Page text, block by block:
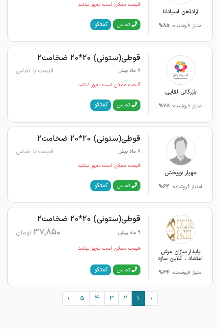
آرادآهن اسپادانا
امتیاز فروشنده: 85%
قیمت ممکن است به‌روز نباشد
تماس گفتگو
بازرگانی لقایی
امتیاز فروشنده: 78%
قوطی(ستونی) 20*20 ضخامت2
8 ماه پیش قیمت با تماس
قیمت ممکن است به‌روز نباشد
تماس گفتگو
مهیار نوربخش
امتیاز فروشنده: 62%
قوطی(ستونی) 20*20 ضخامت2
8 ماه پیش قیمت با تماس
قیمت ممکن است به‌روز نباشد
تماس گفتگو
پایدار سازان عرش
اعتماد . آنلاین سازه
امتیاز فروشنده:64%
قوطی(ستونی) 20*20 ضخامت2
9 ماه پیش 37,850 تومان
قیمت ممکن است به‌روز نباشد
تماس گفتگو
‹
1
2
3
4
5
›